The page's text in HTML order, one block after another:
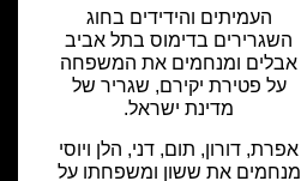
העמיתים והידידים בחוג
השגרירים בדימוס בתל אביב
אבלים ומנחמים את המשפחה
על פטירת יקירם, שגריר של
מדינת ישראל.
אפרת, דורון, תום, דני, הלן ויוסי
מנחמים את ששון ומשפחתו על